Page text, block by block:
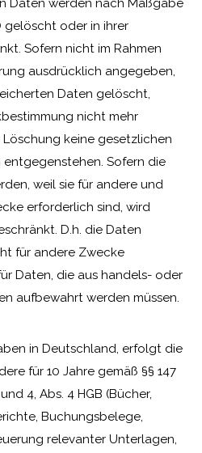
Daten werden nach Maßgabe
gelöscht oder in ihrer
Sofern nicht im Rahmen
ausdrücklich angegeben,
Daten gelöscht,
nicht mehr
keine gesetzlichen
Sofern die
weil sie für andere und
erforderlich sind, wird
D.h. die Daten
für andere Zwecke
Daten, die aus handels- oder
aufbewahrt werden müssen.
in Deutschland, erfolgt die
für 10 Jahre gemäß §§ 147
und 4, Abs. 4 HGB (Bücher,
Buchungsbelege,
relevanter Unterlagen,